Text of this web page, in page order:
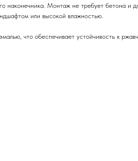
наконечника. Монтаж не требует бетона и
или высокой влажностью.
что обеспечивает устойчивость к